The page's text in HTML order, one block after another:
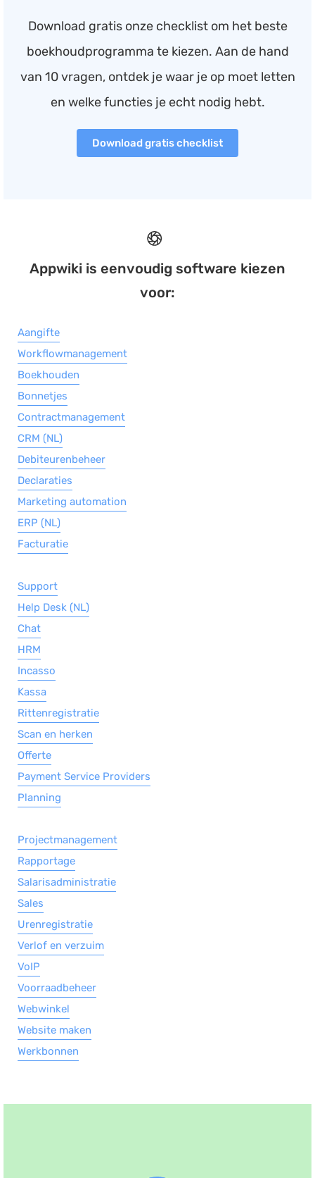
Download gratis onze checklist om het beste
boekhoudprogramma te kiezen. Aan de hand
van 10 vragen, ontdek je waar je op moet letten
en welke functies je echt nodig hebt.
Download gratis checklist
Appwiki is eenvoudig software kiezen
voor:
Aangifte
Workflowmanagement
Boekhouden
Bonnetjes
Contractmanagement
CRM (NL)
Debiteurenbeheer
Declaraties
Marketing automation
ERP (NL)
Facturatie
Support
Help Desk (NL)
Chat
HRM
Incasso
Kassa
Rittenregistratie
Scan en herken
Offerte
Payment Service Providers
Planning
Projectmanagement
Rapportage
Salarisadministratie
Sales
Urenregistratie
Verlof en verzuim
VoIP
Voorraadbeheer
Webwinkel
Website maken
Werkbonnen